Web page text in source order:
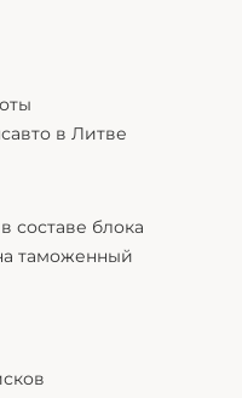
в Литве
составе блока
таможенный